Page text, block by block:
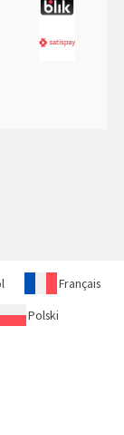
Français
Polski